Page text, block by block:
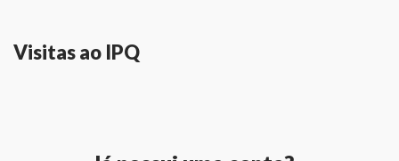
Visitas ao IPQ